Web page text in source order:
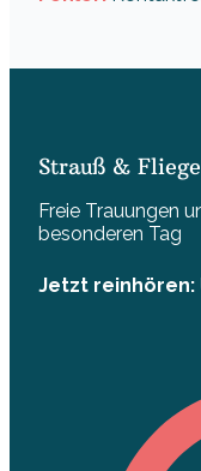
Strauß & Fliege
Freie Trauungen
besonderen Tag
Jetzt reinhören: